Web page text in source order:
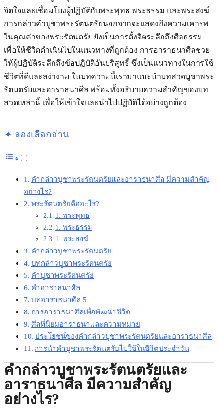
จิตใจและเชื่อมโยงผู้ปฏิบัติกับพระพุทธ พระธรรม และพระสงฆ์
การกล่าวคําบูชาพระรัตนตรัยนอกจากจะแสดงถึงความเคารพ
ในคุณค่าของพระรัตนตรัย ยังเป็นการตั้งจิตระลึกถึงศีลธรรม
เพื่อให้ชีวิตดำเนินไปในแนวทางที่ถูกต้อง การอาราธนาศีลช่วย
ให้ผู้ปฏิบัติระลึกถึงข้อปฏิบัติอันบริสุทธิ์ ซึ่งเป็นแนวทางในการใช้
ชีวิตที่ดีและสง่างาม ในบทความนี้เรามาแนะนำบทสวดบูชาพระ
รัตนตรัยและอาราธนาศีล พร้อมทั้งอธิบายความสำคัญของบท
สวดเหล่านี้ เพื่อให้เข้าใจและนำไปปฏิบัติได้อย่างถูกต้อง
✦ ลองเลือกอ่าน
คํากล่าวบูชาพระรัตนตรัยและอาราธนาศีล มีความสำคัญ
อย่างไร?
พระรัตนตรัยคืออะไร?
1. พระพุทธ
1. พระธรรม
1. พระสงฆ์
คํากล่าวบูชาพระรัตนตรัย
บทกล่าวบูชาพระรัตนตรัย
คําบูชาพระรัตนตรัย
คําอาราธนาศีล
บทอาราธนาศีล 5
การอาราธนาศีลเพื่อพัฒนาชีวิต
ศีลที่นิยมอาราธนาและความหมาย
ประโยชน์ของคํากล่าวบูชาพระรัตนตรัยและอาราธนาศีล
การนำคําบูชาพระรัตนตรัยไปใช้ในชีวิตประจำวัน
คํากล่าวบูชาพระรัตนตรัยและ
อาราธนาศีล มีความสำคัญ
อย่างไร?